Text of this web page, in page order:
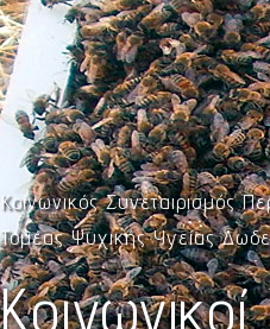
Κοινωνικός Συνεταιρισμός
Τομέας Ψυχικής Υγείας
Κοινωνικοί